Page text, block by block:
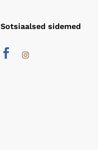
Sotsiaalsed sidemed